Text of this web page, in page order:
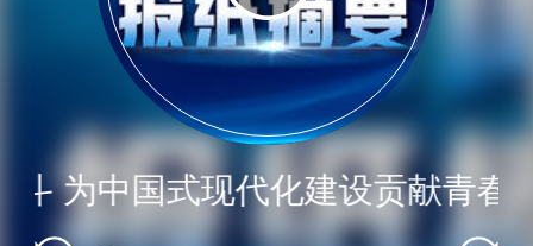
为中国式现代化建设贡献青春力